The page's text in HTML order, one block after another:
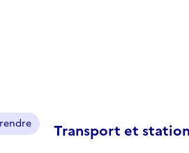
Transport et